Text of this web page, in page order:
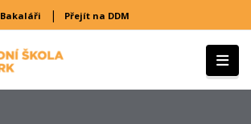
Bakaláři | Přejít na DDM